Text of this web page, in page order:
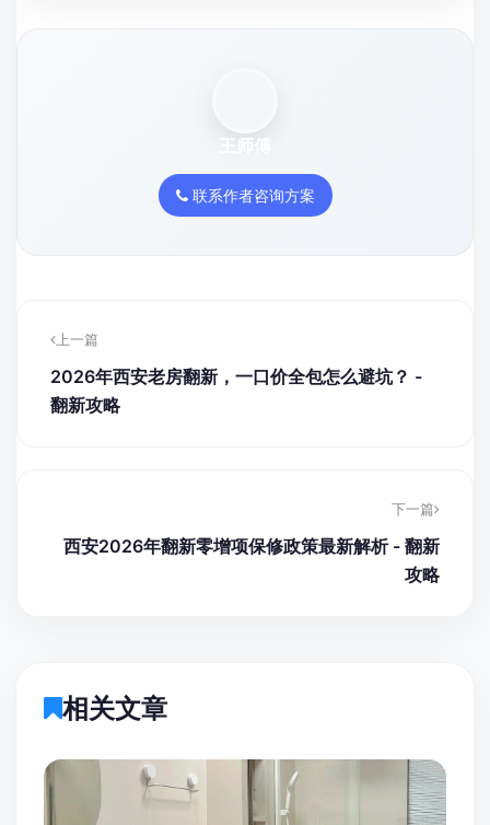
王师傅
联系作者咨询方案
上一篇
2026年西安老房翻新，一口价全包怎么避坑？ -
翻新攻略
下一篇
西安2026年翻新零增项保修政策最新解析 - 翻新
攻略
相关文章